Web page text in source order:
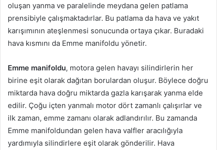
oluşan yanma ve paralelinde meydana gelen patlama
prensibiyle çalışmaktadırlar. Bu patlama da hava ve yakıt
karışımının ateşlenmesi sonucunda ortaya çıkar. Buradaki
hava kısmını da Emme manifoldu yönetir.
Emme manifoldu, motora gelen havayı silindirlerin her
birine eşit olarak dağıtan borulardan oluşur. Böylece doğru
miktarda hava doğru miktarda gazla karışarak yanma elde
edilir. Çoğu içten yanmalı motor dört zamanlı çalışırlar ve
ilk zaman, emme zamanı olarak adlandırılır. Bu zamanda
Emme manifoldundan gelen hava valfler aracılığıyla
yardımıyla silindirlere eşit olarak gönderilir. Hava